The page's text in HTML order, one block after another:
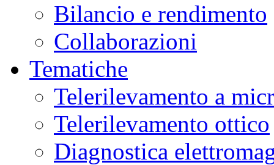
Bilancio e rendimento
Collaborazioni
Tematiche
Telerilevamento a
Telerilevamento ottico
Diagnostica